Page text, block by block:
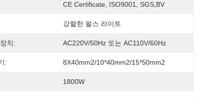
CE Certificate, ISO9001, SGS,BV
강렬한 펄스 라이트
치: AC220V/50Hz 또는 AC110V/60Hz
: 8X40mm2/10*40mm2/15*50mm2
1800W